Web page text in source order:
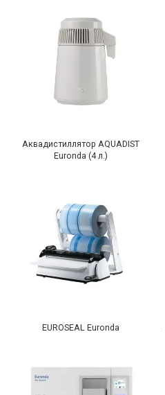
Аквадистиллятор AQUADIST
Euronda (4 л.)
EUROSEAL Euronda